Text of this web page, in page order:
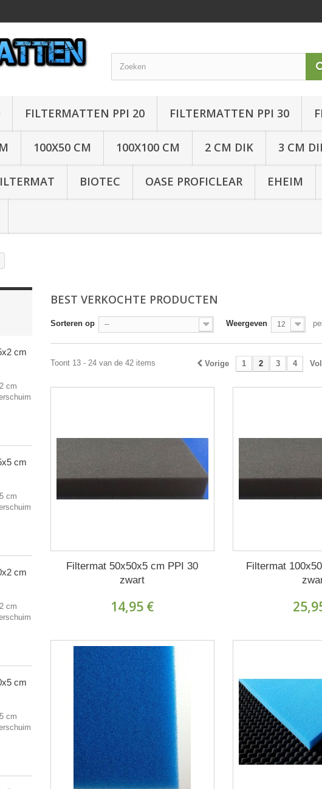
FILTERMATTEN PPI 20 FILTERMATTEN PPI 30
100X50 CM 100X100 CM 2 CM DIK 3 CM
BIOTEC OASE PROFICLEAR EHEIM
cm
cm
cm
cm
cm
cm
cm
cm
BEST VERKOCHTE PRODUCTEN
Sorteren op -- Weergeven 12
Vorige 1 2 3 4
Toont 13 - 24 van de 42 items
Filtermat 50x50x5 cm PPI 30
zwart
14,95 €
Filtermat